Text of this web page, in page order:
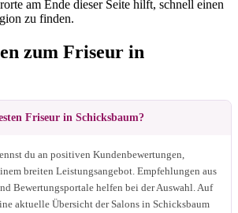
am Ende dieser Seite hilft, schnell einen
zu finden.
zum Friseur in
Friseur in Schicksbaum?
du an positiven Kundenbewertungen,
breiten Leistungsangebot. Empfehlungen aus
Bewertungsportale helfen bei der Auswahl. Auf
aktuelle Übersicht der Salons in Schicksbaum